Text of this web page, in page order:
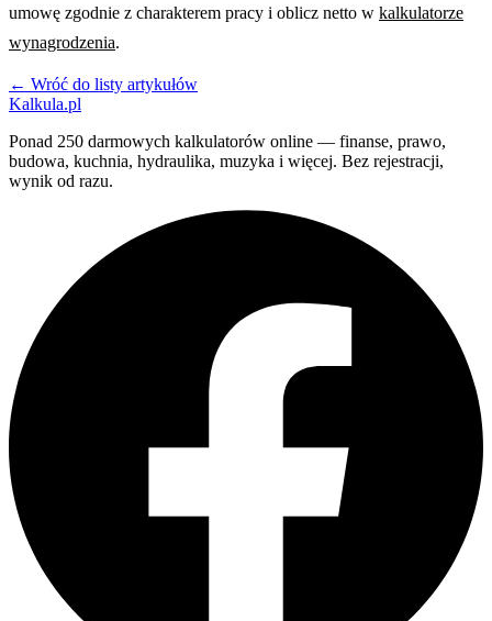
umowę zgodnie z charakterem pracy i oblicz netto w kalkulatorze
wynagrodzenia.
← Wróć do listy artykułów
Kalkula.pl
Ponad 250 darmowych kalkulatorów online — finanse, prawo,
budowa, kuchnia, hydraulika, muzyka i więcej. Bez rejestracji,
wynik od razu.